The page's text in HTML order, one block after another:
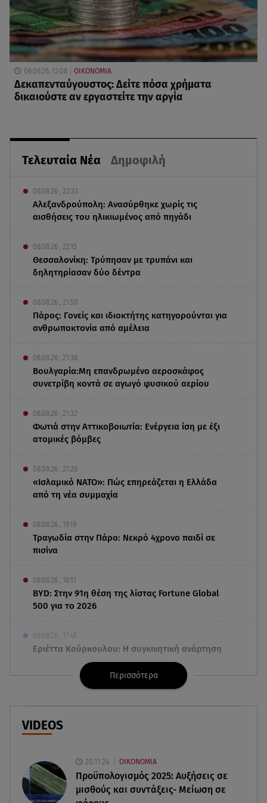
Τελευταία Νέα Δημοφιλή
08.08.26 , 22:33
Αλεξανδρούπολη: Ανασύρθηκε χωρίς τις
αισθήσεις του ηλικιωμένος από πηγάδι
08.08.26 , 22:15
Θεσσαλονίκη: Τρύπησαν με τρυπάνι και
δηλητηρίασαν δύο δέντρα
08.08.26 , 21:50
Πάρος: Γονείς και ιδιοκτήτης κατηγορούνται για
ανθρωποκτονία από αμέλεια
08.08.26 , 21:38
Βουλγαρία:Μη επανδρωμένο αεροσκάφος
συνετρίβη κοντά σε αγωγό φυσικού αερίου
08.08.26 , 21:32
Φωτιά στην Αττικοβοιωτία: Ενέργεια ίση με έξι
ατομικές βόμβες
08.08.26 , 21:20
«Ισλαμικό ΝΑΤΟ»: Πώς επηρεάζεται η Ελλάδα
από τη νέα συμμαχία
08.08.26 , 19:19
Τραγωδία στην Πάρο: Νεκρό 4χρονο παιδί σε
πισίνα
08.08.26 , 18:51
BYD: Στην 91η θέση της λίστας Fortune Global
500 για το 2026
08.08.26 , 17:45
Εριέττα Κούρκουλου: Η συγκινητική ανάρτηση
για τα 33α γενέθλιά της
Νεκρή μεγαλόσωμη αρκούδα στην Καστοριά,
Τζο Μπάιντεν: Ο καρκίνος έχει εξαπλωθεί - Η
ανακοίνωση του γιου του
Περισσότερα
VIDEOS
20.11.24 ΟΙΚΟΝΟΜΙΑ
Προϋπολογισμός 2025: Αυξήσεις σε
μισθούς και συντάξεις- Μείωση σε
06.08.26, 12:08 ΟΙΚΟΝΟΜΙΑ
Δεκαπενταύγουστος: Δείτε πόσα χρήματα
δικαιούστε αν εργαστείτε την αργία